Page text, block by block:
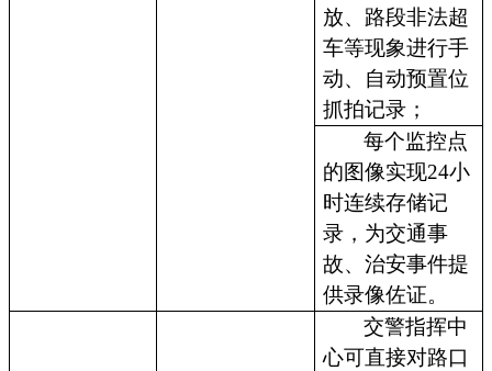
放、路段非法超
车等现象进行手
动、自动预置位
抓拍记录；
每个监控点
的图像实现24小
时连续存储记
录，为交通事
故、治安事件提
供录像佐证。
交警指挥中
心可直接对路口